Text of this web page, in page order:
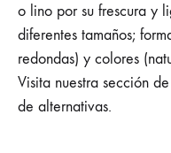
o lino por su frescura y
diferentes tamaños;
redondas) y colores
Visita nuestra sección
de alternativas.